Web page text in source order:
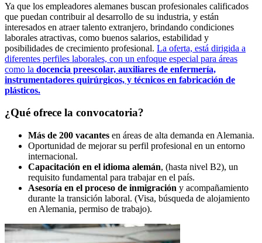
Ya que los empleadores alemanes buscan profesionales calificados
que puedan contribuir al desarrollo de su industria, y están
interesados en atraer talento extranjero, brindando condiciones
laborales atractivas, como buenos salarios, estabilidad y
posibilidades de crecimiento profesional. La oferta, está dirigida a
diferentes perfiles laborales, con un enfoque especial para áreas
como la docencia preescolar, auxiliares de enfermería,
instrumentadores quirúrgicos, y técnicos en fabricación de
plásticos.
¿Qué ofrece la convocatoria?
Más de 200 vacantes en áreas de alta demanda en Alemania.
Oportunidad de mejorar su perfil profesional en un entorno
internacional.
Capacitación en el idioma alemán, (hasta nivel B2), un
requisito fundamental para trabajar en el país.
Asesoría en el proceso de inmigración y acompañamiento
durante la transición laboral. (Visa, búsqueda de alojamiento
en Alemania, permiso de trabajo).